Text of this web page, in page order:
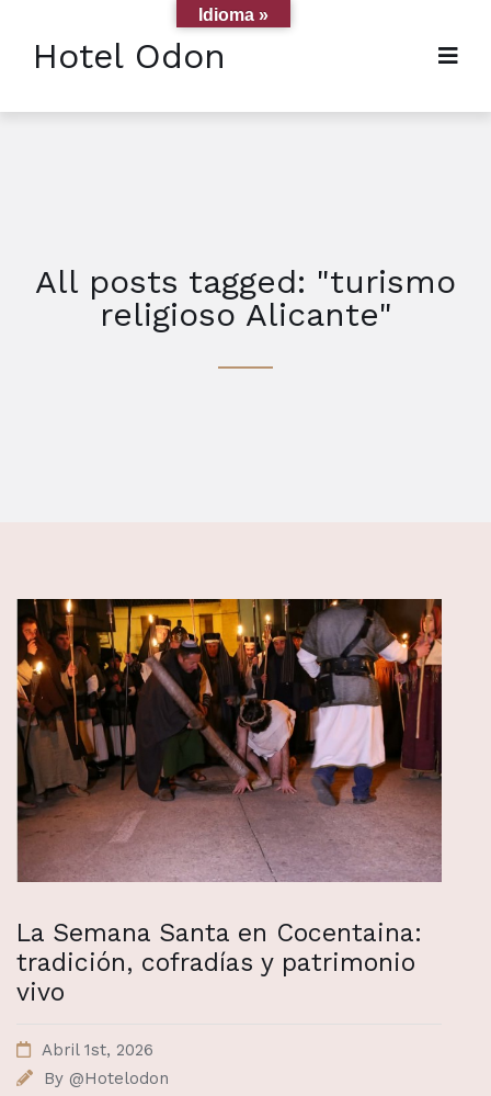
Hotel Odon
All posts tagged: "turismo
religioso Alicante"
La Semana Santa en Cocentaina:
tradición, cofradías y patrimonio
vivo
Abril 1st, 2026
By @Hotelodon
Idioma »